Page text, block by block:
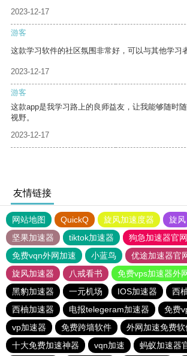
2023-12-17
游客
这款学习软件的社区氛围非常好，可以与其他学习
2023-12-17
游客
这款app是我学习路上的良师益友，让我能够随时
视野。
2023-12-17
友情链接
网站地图 QuickQ 旋风加速度器 旋风
坚果加速器
tiktok加速器
狗急加速器官网
免费vqn外网加速
小蓝鸟 优途加速器官
旋风加速器
八戒看书
免费vps加速器外
黑豹加速器
一元机场 IOS加速器 西
西柚加速器
电报telegeram加速器
免费
vp加速器
免费跨墙软件
外网加速免费软
十大免费加速神器
vqn加速 蚂蚁加速器